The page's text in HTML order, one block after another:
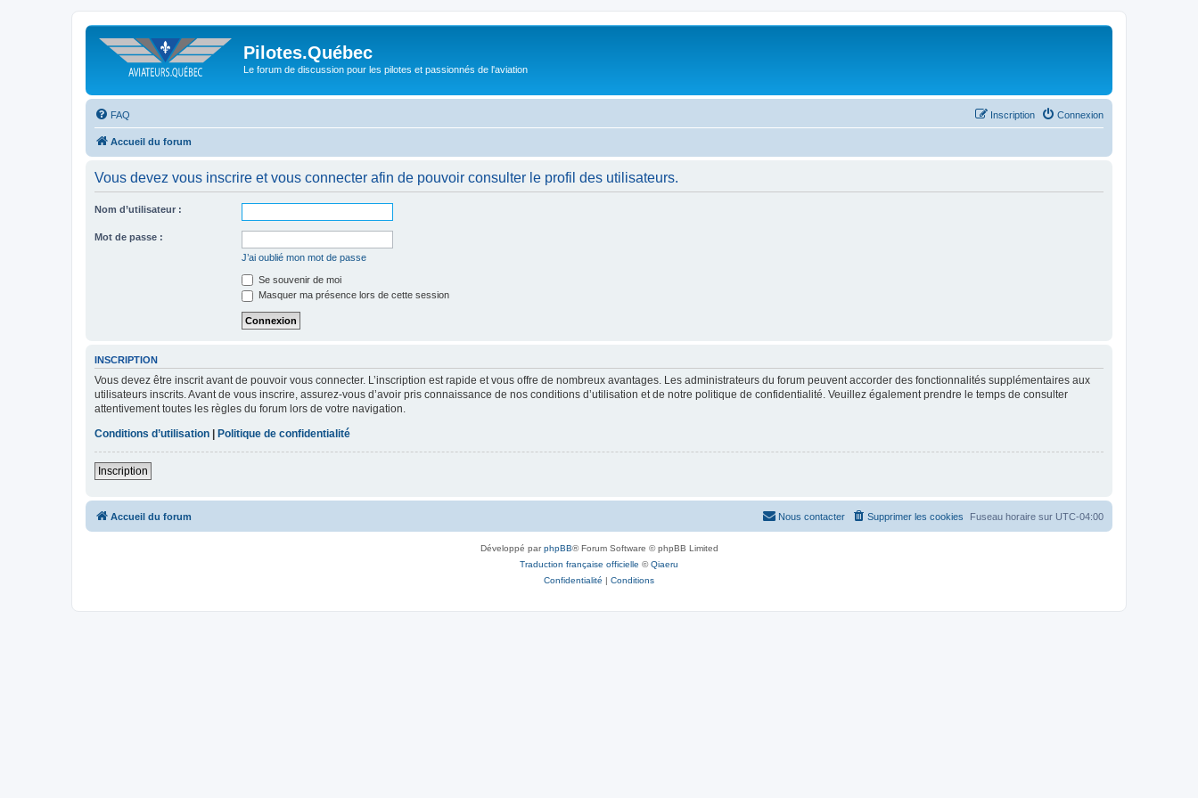
Pilotes.Québec
Le forum de discussion pour les pilotes et passionnés de l'aviation
FAQ Connexion
Inscription
Accueil du forum
Vous devez vous inscrire et vous connecter afin de pouvoir consulter le profil des utilisateurs.
Nom d’utilisateur :
Mot de passe :
J’ai oublié mon mot de passe
Se souvenir de moi
Masquer ma présence lors de cette session
INSCRIPTION
Vous devez être inscrit avant de pouvoir vous connecter. L’inscription est rapide et vous offre de nombreux avantages. Les administrateurs du forum peuvent accorder des fonctionnalités supplémentaires aux
utilisateurs inscrits. Avant de vous inscrire, assurez-vous d’avoir pris connaissance de nos conditions d’utilisation et de notre politique de confidentialité. Veuillez également prendre le temps de consulter
attentivement toutes les règles du forum lors de votre navigation.
Conditions d’utilisation
Politique de confidentialité
Inscription
Accueil du forum Fuseau horaire sur UTC-04:00
Supprimer les cookies
Nous contacter
Développé parphpBB® Forum Software © phpBB Limited
Traduction française officielle ©Qiaeru
Confidentialité | Conditions